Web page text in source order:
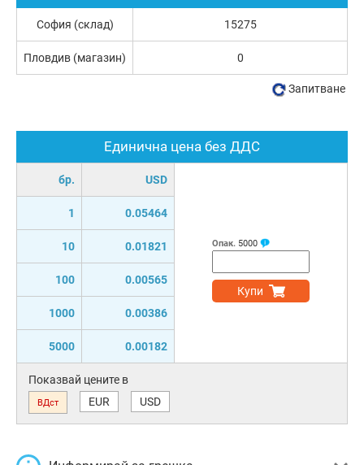
Единична цена без ДДС
бр. USD
1 0.05464
10 0.01821
100 0.00565
1000 0.00386
5000 0.00182
Опак. 5000
Купи
Показвай цените в
ВДст EUR USD
София (склад) 15275
Пловдив (магазин) 0
Запитване